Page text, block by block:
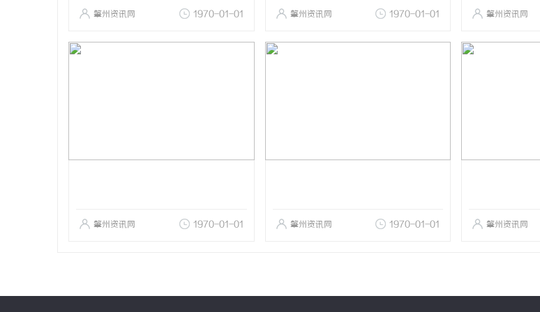
肇州资讯网 1970-01-01 肇州资讯网 1970-01-01 肇州资讯网
肇州资讯网 1970-01-01 肇州资讯网 1970-01-01 肇州资讯网